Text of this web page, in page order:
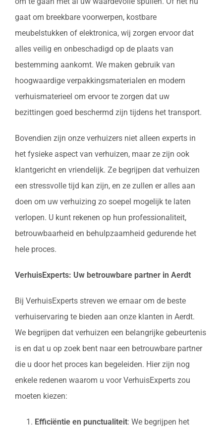
gaat om breekbare voorwerpen, kostbare
meubelstukken of elektronica, wij zorgen ervoor dat
alles veilig en onbeschadigd op de plaats van
bestemming aankomt. We maken gebruik van
hoogwaardige verpakkingsmaterialen en modern
verhuismaterieel om ervoor te zorgen dat uw
bezittingen goed beschermd zijn tijdens het transport.
Bovendien zijn onze verhuizers niet alleen experts in
het fysieke aspect van verhuizen, maar ze zijn ook
klantgericht en vriendelijk. Ze begrijpen dat verhuizen
een stressvolle tijd kan zijn, en ze zullen er alles aan
doen om uw verhuizing zo soepel mogelijk te laten
verlopen. U kunt rekenen op hun professionaliteit,
betrouwbaarheid en behulpzaamheid gedurende het
hele proces.
VerhuisExperts: Uw betrouwbare partner in Aerdt
Bij VerhuisExperts streven we ernaar om de beste
verhuiservaring te bieden aan onze klanten in Aerdt.
We begrijpen dat verhuizen een belangrijke gebeurtenis
is en dat u op zoek bent naar een betrouwbare partner
die u door het proces kan begeleiden. Hier zijn nog
enkele redenen waarom u voor VerhuisExperts zou
moeten kiezen:
Efficiëntie en punctualiteit: We begrijpen het